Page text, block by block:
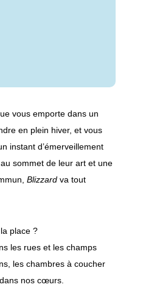
vous emporte dans un
en plein hiver, et vous
instant d’émerveillement
sommet de leur art et une
Blizzardva tout
place ?
les rues et les champs
les chambres à coucher
nos cœurs.